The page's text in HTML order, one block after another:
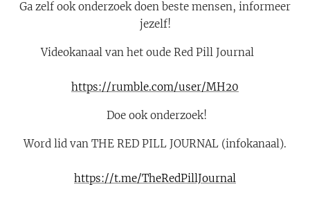
Ga zelf ook onderzoek doen beste mensen, informeer
jezelf!
Videokanaal van het oude Red Pill Journal 🔴
https://rumble.com/user/MH20
Doe ook onderzoek!
Word lid van THE RED PILL JOURNAL (infokanaal).
https://t.me/TheRedPillJournal